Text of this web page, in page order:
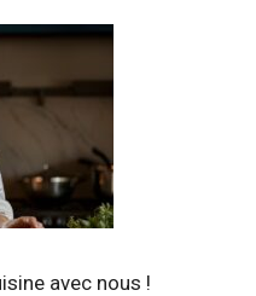
avec nous !